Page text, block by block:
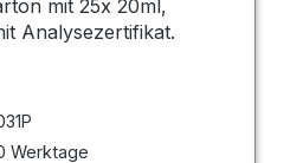
mit 25x 20ml,
Analysezertifikat.
Werktage